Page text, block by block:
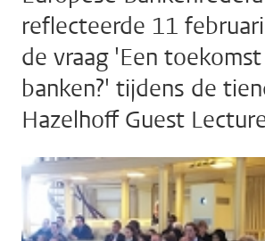
reflecteerde 11
de vraag 'Een
banken?' tijdens de
Hazelhoff Guest